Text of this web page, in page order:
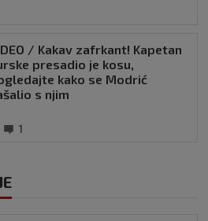
/ Kakav zafrkant! Kapetan
presadio je kosu,
kako se Modrić
s njim
1